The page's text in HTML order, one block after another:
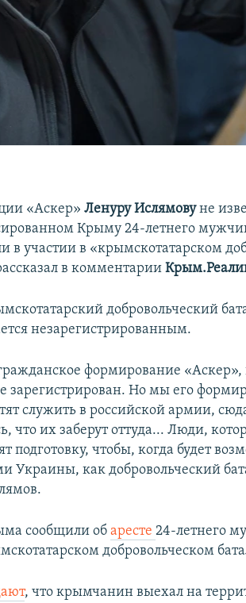
«Аскер»Ленуру Ислямовуне
Крыму 24-летнего
в участии в «крымскотатарском
в комментарии
добровольческий
незарегистрированным.
формирование «Аскер»,
зарегистрирован. Но мы его
служить в российской армии,
что их заберут оттуда... Люди,
подготовку, чтобы, когда будет
Украины, как добровольческий
сообщили обаресте24-летнего
добровольческом
, что крымчанин выехал на